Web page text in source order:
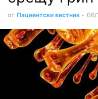
от Пациентски вестник - 06/